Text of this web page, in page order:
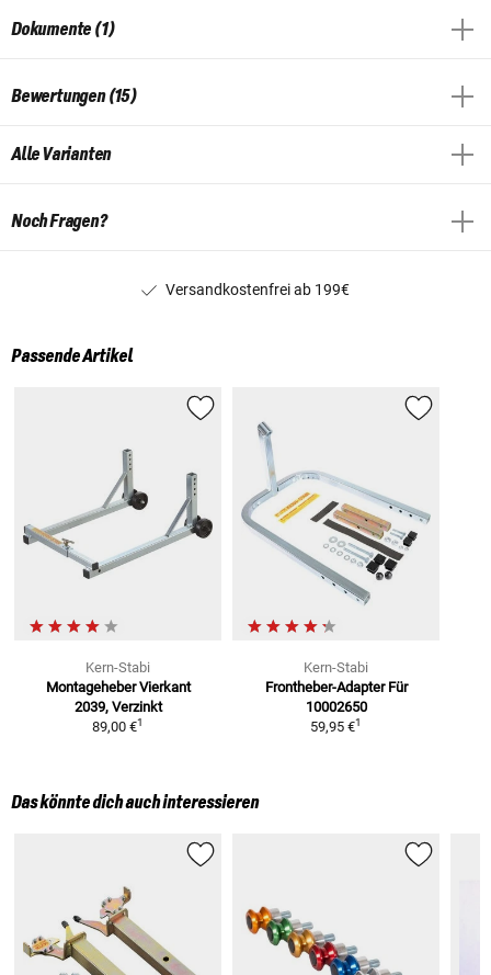
Dokumente (1)
Bewertungen (15)
Alle Varianten
Noch Fragen?
Versandkostenfrei ab 199€
Passende Artikel
Kern-Stabi
Montageheber Vierkant
2039, Verzinkt
89,00 €1
Kern-Stabi
Frontheber-Adapter Für
10002650
59,95 €1
Das könnte dich auch interessieren